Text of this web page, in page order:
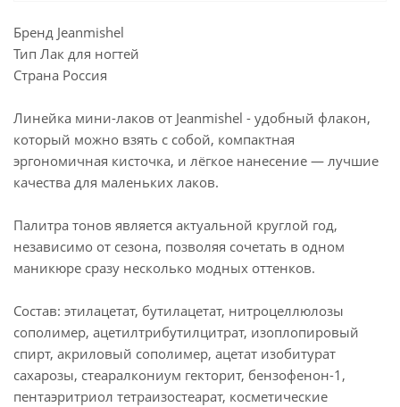
Бренд Jeanmishel
Тип Лак для ногтей
Страна Россия
Линейка мини-лаков от Jeanmishel - удобный флакон,
который можно взять с собой, компактная
эргономичная кисточка, и лёгкое нанесение — лучшие
качества для маленьких лаков.
Палитра тонов является актуальной круглой год,
независимо от сезона, позволяя сочетать в одном
маникюре сразу несколько модных оттенков.
Состав: этилацетат, бутилацетат, нитроцеллюлозы
сополимер, ацетилтрибутилцитрат, изоплопировый
спирт, акриловый сополимер, ацетат изобитурат
сахарозы, стеаралкониум гекторит, бензофенон-1,
пентаэритриол тетраизостеарат, косметические